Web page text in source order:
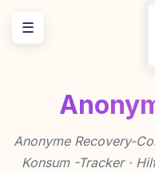
Inhalt
springen
Anonyme Recovery-
Konsum -Tracker ·
☰